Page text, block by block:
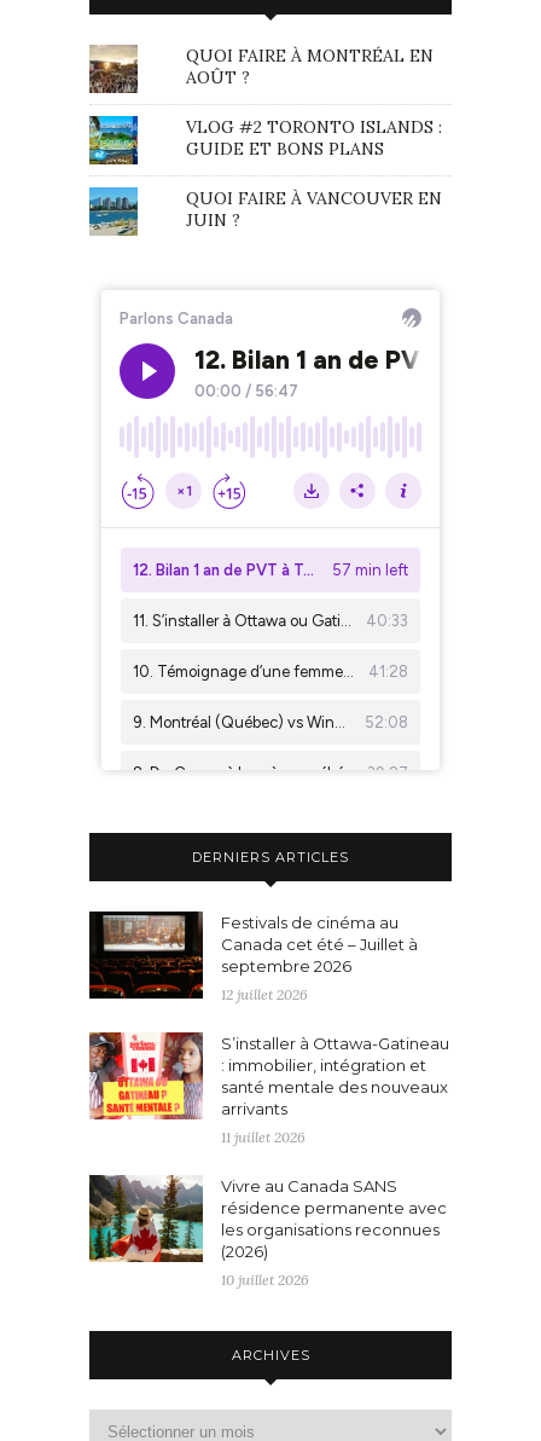
QUOI FAIRE À MONTRÉAL EN
AOÛT ?
VLOG #2 TORONTO ISLANDS :
GUIDE ET BONS PLANS
QUOI FAIRE À VANCOUVER EN
JUIN ?
DERNIERS ARTICLES
Festivals de cinéma au
Canada cet été – Juillet à
septembre 2026
12 juillet 2026
S’installer à Ottawa-Gatineau
: immobilier, intégration et
santé mentale des nouveaux
arrivants
11 juillet 2026
Vivre au Canada SANS
résidence permanente avec
les organisations reconnues
(2026)
10 juillet 2026
ARCHIVES